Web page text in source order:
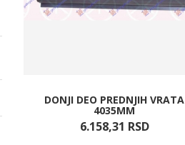
DONJI DEO PREDNJIH VRATA
4035MM
6.158,31 RSD